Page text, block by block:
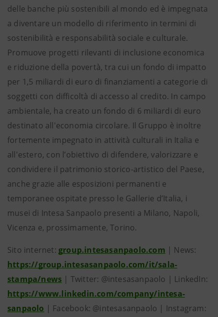
delle banche più sostenibili al mondo ed è impegnata
a diventare un modello di riferimento in termini di
sostenibilità e responsabilità sociale e culturale.
Promuove progetti rilevanti di inclusione economica
e riduzione della povertà, tra cui un fondo di impatto
per 1,5 miliardi di euro di finanziamenti a categorie di
soggetti con difficoltà di accesso al credito. In campo
ambientale, ha creato un fondo di 6 miliardi di euro
destinato all'economia circolare. Il Gruppo è inoltre
fortemente impegnato in attività culturali in Italia e
all'estero, con l’obiettivo di difendere, valorizzare e
condividere il patrimonio storico-artistico del Paese,
anche grazie alle esposizioni permanenti e
temporanee ospitate presso le Gallerie d’Italia, i
musei di Intesa Sanpaolo presenti a Milano, Napoli,
Vicenza e, prossimamente, Torino.
Sito internet: group.intesasanpaolo.com | News:
https://group.intesasanpaolo.com/it/sala-
stampa/news | Twitter: @intesasanpaolo | LinkedIn:
https://www.linkedin.com/company/intesa-
sanpaolo | Facebook: @intesasanpaolo | Instagram: